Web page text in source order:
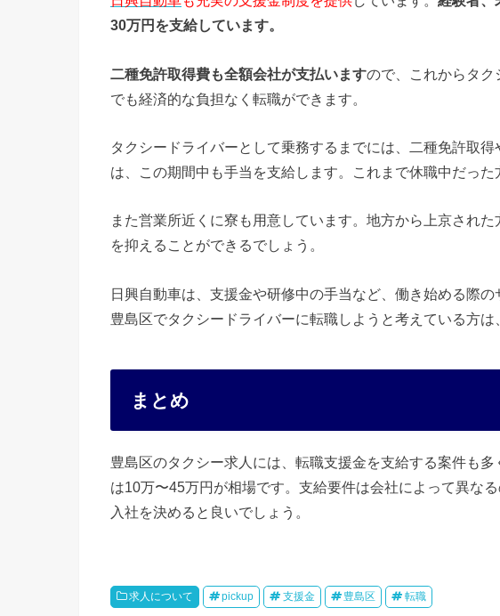
30万円を支給しています。
二種免許取得費も全額会社が支払いますので、これからタ
でも経済的な負担なく転職ができます。
タクシードライバーとして乗務するまでには、二種免許取
は、この期間中も手当を支給します。これまで休職中だった
また営業所近くに寮も用意しています。地方から上京され
を抑えることができるでしょう。
日興自動車は、支援金や研修中の手当など、働き始める際
豊島区でタクシードライバーに転職しようと考えている方は、
まとめ
豊島区のタクシー求人には、転職支援金を支給する案件も
は10万〜45万円が相場です。支給要件は会社によって異な
入社を決めると良いでしょう。
求人について pickup 支援金 豊島区 転職